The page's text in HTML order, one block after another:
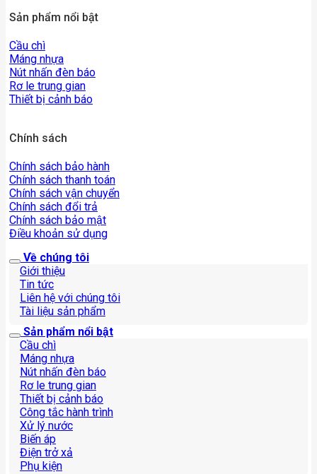
Sản phẩm nổi bật
Cầu chì
Máng nhựa
Nút nhấn đèn báo
Rơ le trung gian
Thiết bị cảnh báo
Chính sách
Chính sách bảo hành
Chính sách thanh toán
Chính sách vận chuyển
Chính sách đổi trả
Chính sách bảo mật
Điều khoản sử dụng
Về chúng tôi
Giới thiệu
Tin tức
Liên hệ với chúng tôi
Tài liệu sản phẩm
Sản phẩm nổi bật
Cầu chì
Máng nhựa
Nút nhấn đèn báo
Rơ le trung gian
Thiết bị cảnh báo
Công tắc hành trình
Xử lý nước
Biến áp
Điện trở xả
Phụ kiện